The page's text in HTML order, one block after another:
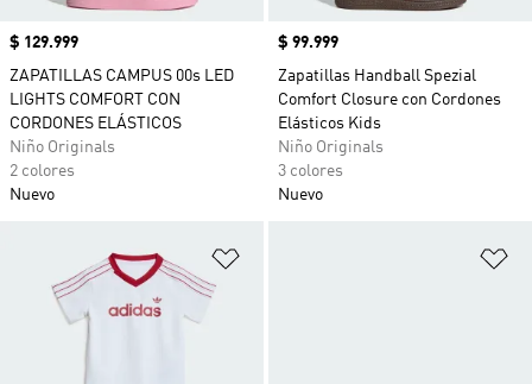
Precio
$ 129.999
ZAPATILLAS CAMPUS 00s LED
LIGHTS COMFORT CON
CORDONES ELÁSTICOS
Niño Originals
2 colores
Nuevo
Precio
$ 99.999
Zapatillas Handball Spezial
Comfort Closure con Cordones
Elásticos Kids
Niño Originals
3 colores
Nuevo